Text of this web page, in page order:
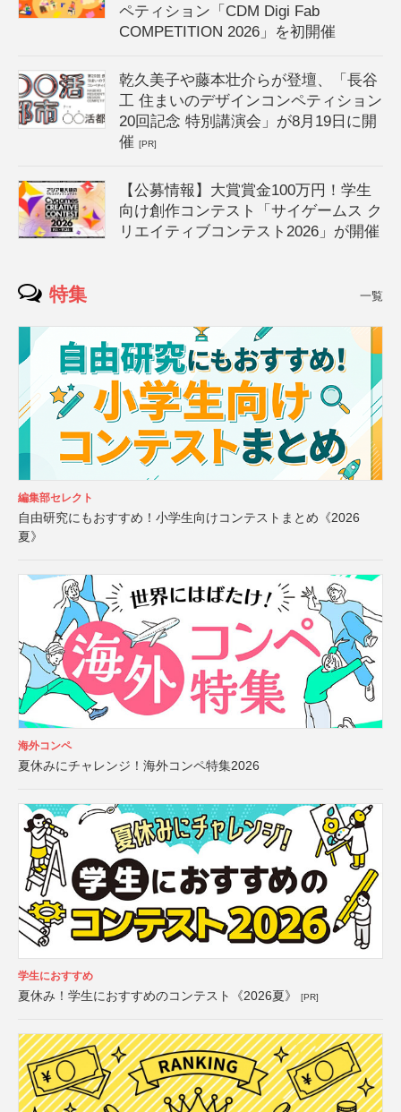
ペティション「CDM Digi Fab
COMPETITION 2026」を初開催
乾久美子や藤本壮介らが登壇、「長谷
工 住まいのデザインコンペティション
20回記念 特別講演会」が8月19日に開
催[PR]
【公募情報】大賞賞金100万円！学生
向け創作コンテスト「サイゲームス ク
リエイティブコンテスト2026」が開催
特集 一覧
編集部セレクト
自由研究にもおすすめ！小学生向けコンテストまとめ《2026
夏》
海外コンペ
夏休みにチャレンジ！海外コンペ特集2026
学生におすすめ
夏休み！学生におすすめのコンテスト《2026夏》 [PR]